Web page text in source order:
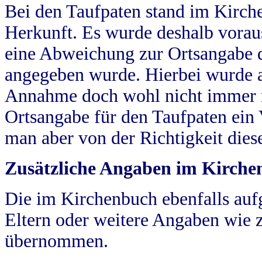
Bei den Taufpaten stand im
Herkunft. Es wurde deshalb
eine Abweichung zur
angegeben wurde. Hierbei wurde
Annahme doch wohl nicht
Ortsangabe für den Taufpaten
man aber von der Richtigkeit
Zusätzliche Angaben im
Die im Kirchenbuch ebenfalls
Eltern oder weitere Angaben wie
übernommen.